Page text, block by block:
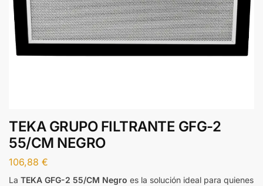
TEKA GRUPO FILTRANTE GFG-2
55/CM NEGRO
106,88 €
La TEKA GFG-2 55/CM Negro es la solución ideal para quienes